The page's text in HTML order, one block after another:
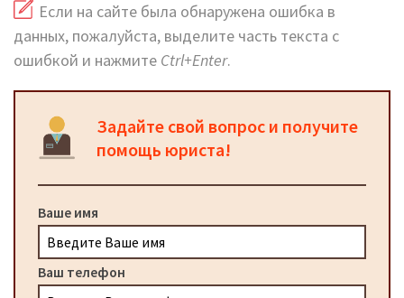
Если на сайте была обнаружена ошибка в
данных, пожалуйста, выделите часть текста с
ошибкой и нажмите Ctrl+Enter.
Задайте свой вопрос и получите
помощь юриста!
Ваше имя
Ваш телефон